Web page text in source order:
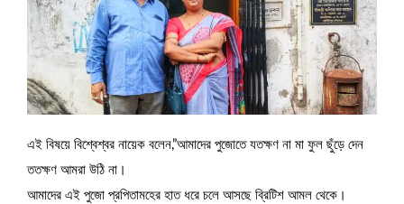
এই বিষয়ে বিশ্বেশ্বর নায়েক বলেন,”আমাদের পুজোতে যতক্ষণ না মা ফুল ছুঁড়ে দেন
ততক্ষণ আমরা উঠি না।
আমাদের এই পুজো প্রপিতামহের হাত ধরে চলে আসছে ব্রিটিশ আমল থেকে।